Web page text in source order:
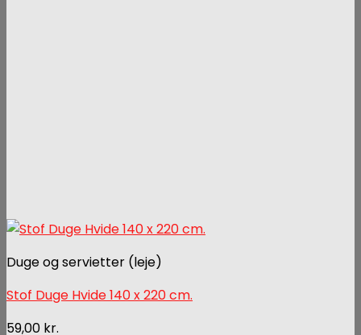
Duge og servietter (leje)
Stof Duge Hvide 140 x 220 cm.
59,00 kr.